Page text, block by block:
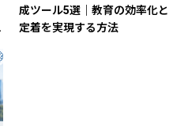
成ツール5選｜教育の効率化と
定着を実現する方法